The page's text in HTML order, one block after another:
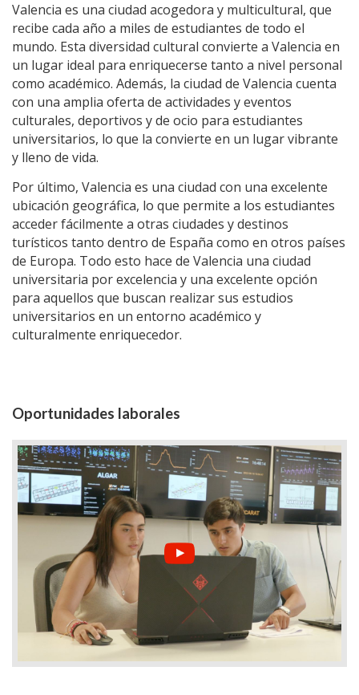
Valencia es una ciudad acogedora y multicultural, que
recibe cada año a miles de estudiantes de todo el
mundo. Esta diversidad cultural convierte a Valencia en
un lugar ideal para enriquecerse tanto a nivel personal
como académico. Además, la ciudad de Valencia cuenta
con una amplia oferta de actividades y eventos
culturales, deportivos y de ocio para estudiantes
universitarios, lo que la convierte en un lugar vibrante
y lleno de vida.
Por último, Valencia es una ciudad con una excelente
ubicación geográfica, lo que permite a los estudiantes
acceder fácilmente a otras ciudades y destinos
turísticos tanto dentro de España como en otros países
de Europa. Todo esto hace de Valencia una ciudad
universitaria por excelencia y una excelente opción
para aquellos que buscan realizar sus estudios
universitarios en un entorno académico y
culturalmente enriquecedor.
Oportunidades laborales